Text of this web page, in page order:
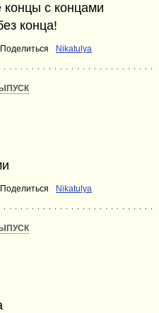
концы с концами
конца!
Поделиться Nikatulya
Поделиться Nikatulya